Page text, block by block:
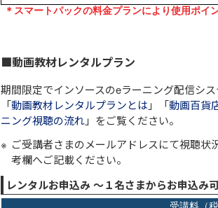
■動画教材レンタルプラン
期間限定でインソースのeラーニング配信シ
「動画教材レンタルプランとは 」「動画百貨
ニング視聴の流れ」をご覧ください。
ご受講者さまのメールアドレスにて視聴
考欄へご記載ください。
レンタルお申込み ～１名さまからお申込み